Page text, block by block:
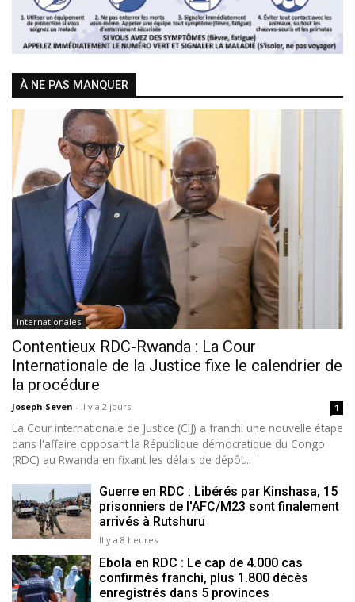
À NE PAS MANQUER
Internationales
Contentieux RDC-Rwanda : La Cour
Internationale de la Justice fixe le calendrier de
la procédure
Joseph Seven - Il y a 2 jours 1
La Cour internationale de Justice (CIJ) a franchi une nouvelle étape
dans l'affaire opposant la République démocratique du Congo
(RDC) au Rwanda en fixant les délais de dépôt...
Guerre en RDC : Libérés par Kinshasa, 15
prisonniers de l'AFC/M23 sont finalement
arrivés à Rutshuru
Il y a 8 heures
Ebola en RDC : Le cap de 4.000 cas
confirmés franchi, plus 1.800 décès
enregistrés dans 5 provinces